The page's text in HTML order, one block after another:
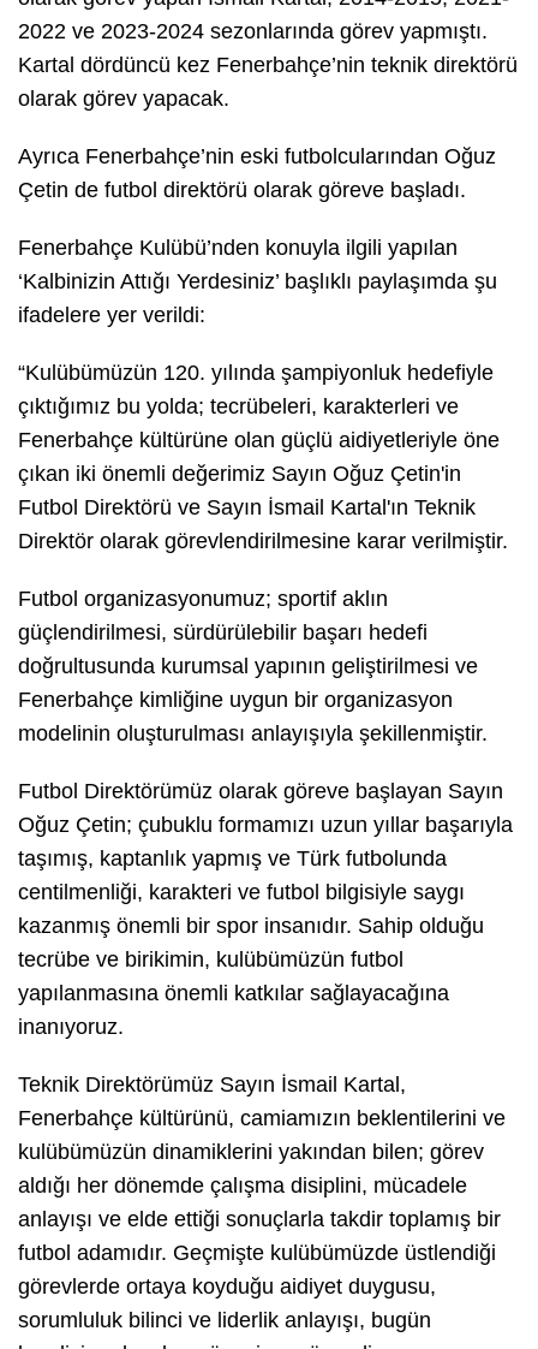
2022 ve 2023-2024 sezonlarında görev yapmıştı.
Kartal dördüncü kez Fenerbahçe’nin teknik direktörü
olarak görev yapacak.
Ayrıca Fenerbahçe’nin eski futbolcularından Oğuz
Çetin de futbol direktörü olarak göreve başladı.
Fenerbahçe Kulübü’nden konuyla ilgili yapılan
‘Kalbinizin Attığı Yerdesiniz’ başlıklı paylaşımda şu
ifadelere yer verildi:
“Kulübümüzün 120. yılında şampiyonluk hedefiyle
çıktığımız bu yolda; tecrübeleri, karakterleri ve
Fenerbahçe kültürüne olan güçlü aidiyetleriyle öne
çıkan iki önemli değerimiz Sayın Oğuz Çetin'in
Futbol Direktörü ve Sayın İsmail Kartal'ın Teknik
Direktör olarak görevlendirilmesine karar verilmiştir.
Futbol organizasyonumuz; sportif aklın
güçlendirilmesi, sürdürülebilir başarı hedefi
doğrultusunda kurumsal yapının geliştirilmesi ve
Fenerbahçe kimliğine uygun bir organizasyon
modelinin oluşturulması anlayışıyla şekillenmiştir.
Futbol Direktörümüz olarak göreve başlayan Sayın
Oğuz Çetin; çubuklu formamızı uzun yıllar başarıyla
taşımış, kaptanlık yapmış ve Türk futbolunda
centilmenliği, karakteri ve futbol bilgisiyle saygı
kazanmış önemli bir spor insanıdır. Sahip olduğu
tecrübe ve birikimin, kulübümüzün futbol
yapılanmasına önemli katkılar sağlayacağına
inanıyoruz.
Teknik Direktörümüz Sayın İsmail Kartal,
Fenerbahçe kültürünü, camiamızın beklentilerini ve
kulübümüzün dinamiklerini yakından bilen; görev
aldığı her dönemde çalışma disiplini, mücadele
anlayışı ve elde ettiği sonuçlarla takdir toplamış bir
futbol adamıdır. Geçmişte kulübümüzde üstlendiği
görevlerde ortaya koyduğu aidiyet duygusu,
sorumluluk bilinci ve liderlik anlayışı, bugün